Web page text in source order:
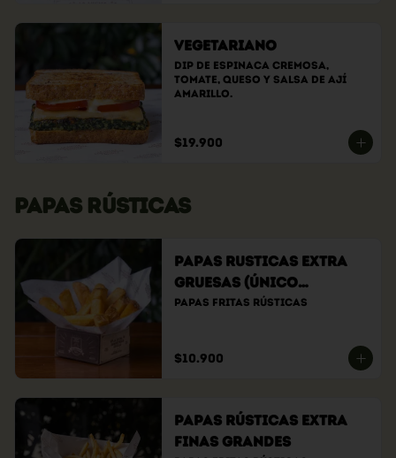
Vegetariano
Dip de espinaca cremosa,
tomate, queso y salsa de ají
amarillo.
$19.900
PAPAS RÚSTICAS
Papas Rusticas Extra
Gruesas (Único
tamaño)
Papas fritas rústicas
$10.900
Papas Rústicas Extra
Finas Grandes